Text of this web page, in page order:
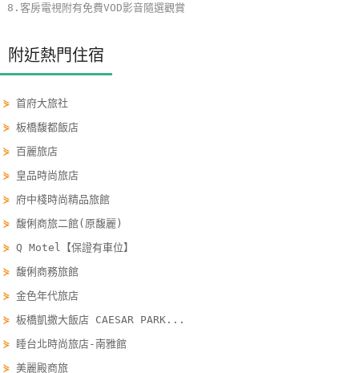
訂
管
理
會
員
戶
服
聯
絡
單
8.客房電視附有免費VOD影音隨選觀賞
附近熱門住宿
⋟首府大旅社
⋟板橋馥都飯店
⋟百麗旅店
⋟ 皇品時尚旅店
⋟ 府中棧時尚精品旅館
⋟馥俐商旅二館(原馥麗)
⋟Q Motel【保證有車位】
⋟馥俐商務旅館
⋟金色年代旅店
⋟板橋凱撒大飯店 CAESAR PARK...
⋟ 睡台北時尚旅店-南雅館
⋟美麗殿商旅